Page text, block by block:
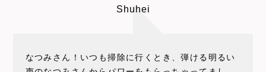
Shuhei
なつみさん！いつも掃除に行くとき、弾ける明るい